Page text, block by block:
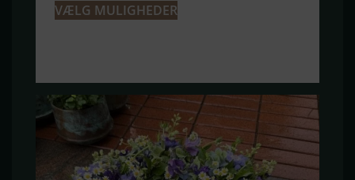
VÆLG MULIGHEDER